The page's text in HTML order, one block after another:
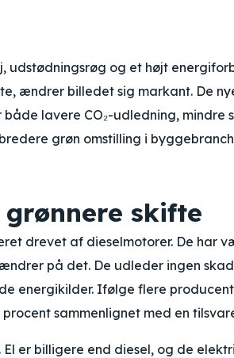
udstødningsrøg og et højt
ændrer billedet sig markant. De
lavere CO₂-udledning, mindre
grøn omstilling i
skifte
drevet af dieselmotorer. De har
på det. De udleder ingen
energikilder. Ifølge flere
sammenlignet med en
er billigere end diesel, og de